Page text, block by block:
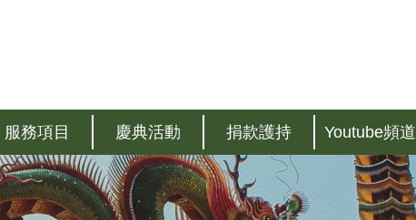
服務項目 慶典活動 捐款護持 Youtube頻道